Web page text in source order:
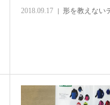
2018.09.17 形を教えない